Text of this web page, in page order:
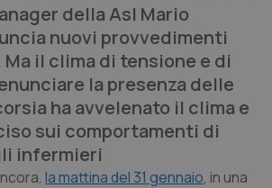
della Asl Mario
nuovi provvedimenti
il clima di tensione e di
la presenza delle
ha avvelenato il clima e
sui comportamenti di
infermieri
la mattina del 31 gennaio, in una